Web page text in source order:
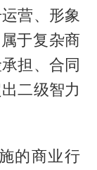
营、形象
于复杂商
担、合同
二级智力
的商业行